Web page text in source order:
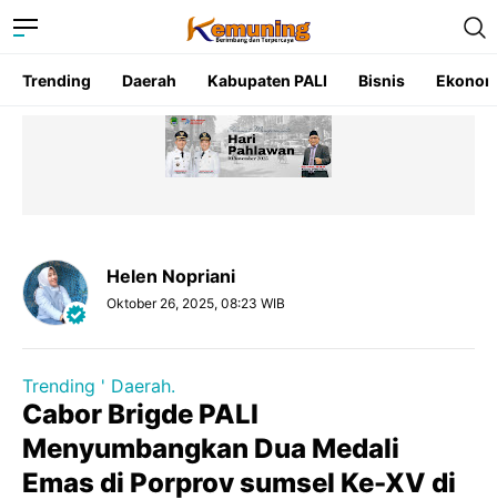
Trending Daerah Kabupaten PALI Bisnis
Helen Nopriani
Oktober 26, 2025, 08:23 WIB
Trending ' Daerah.
Cabor Brigde PALI
Menyumbangkan Dua Medali
Emas di Porprov sumsel Ke-XV di